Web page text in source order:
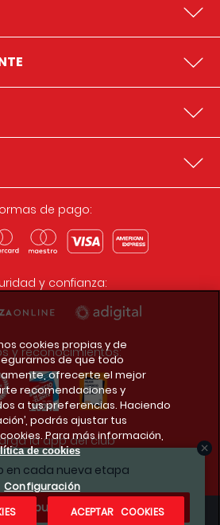
en cada nueva etapa
¿Te apuntas?
de pago:
y confianza:
y reconocimientos:
la app del club
cookies propias y de
de que todo
ofrecerte el mejor
recomendaciones y
a tus preferencias. Haciendo
podrás ajustar tus
Para más información,
de cookies
Configuración
ACEPTAR COOKIES